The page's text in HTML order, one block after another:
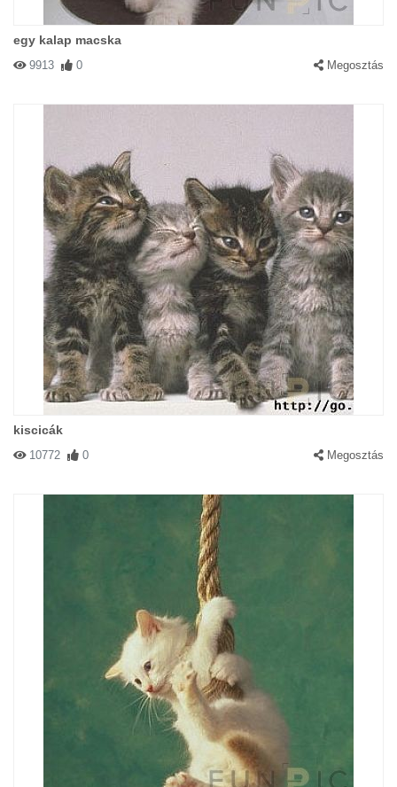
egy kalap macska
9913 0 Megosztás
kiscicák
10772 0 Megosztás